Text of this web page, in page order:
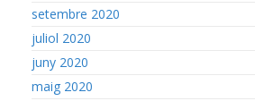
setembre 2020
juliol 2020
juny 2020
maig 2020